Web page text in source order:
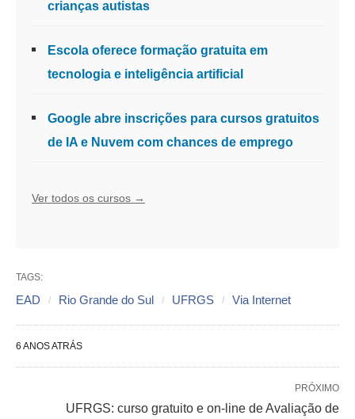
crianças autistas
Escola oferece formação gratuita em
tecnologia e inteligência artificial
Google abre inscrições para cursos gratuitos
de IA e Nuvem com chances de emprego
Ver todos os cursos →
TAGS:
EAD Rio Grande do Sul UFRGS Via Internet
6 ANOS ATRÁS
PRÓXIMO
UFRGS: curso gratuito e on-line de Avaliação de